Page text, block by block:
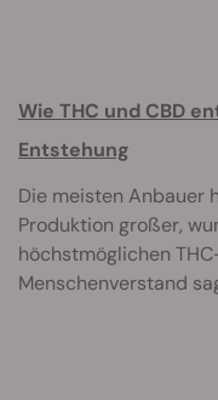
Wie THC und CBD
Entstehung
Die meisten Anbauer
Produktion großer,
höchstmöglichen
Menschenverstand